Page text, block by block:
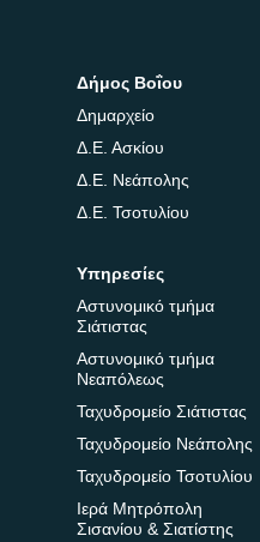
Δήμος Βοΐου
Δημαρχείο
Δ.Ε. Ασκίου
Δ.Ε. Νεάπολης
Δ.Ε. Τσοτυλίου
Υπηρεσίες
Αστυνομικό τμήμα
Σιάτιστας
Αστυνομικό τμήμα
Νεαπόλεως
Ταχυδρομείο Σιάτιστας
Ταχυδρομείο Νεάπολης
Ταχυδρομείο Τσοτυλίου
Ιερά Μητρόπολη
Σισανίου & Σιατίστης